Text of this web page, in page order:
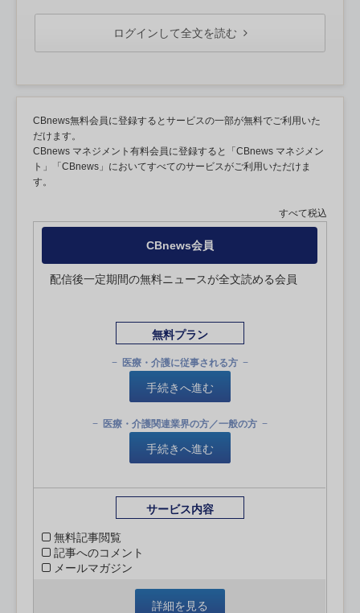
ログインして全文を読む
CBnews無料会員に登録するとサービスの一部が無料でご利用いた
だけます。
CBnews マネジメント有料会員に登録すると「CBnews マネジメン
ト」「CBnews」においてすべてのサービスがご利用いただけま
す。
すべて税込
CBnews会員
配信後一定期間の無料ニュースが全文読める会員
無料プラン
医療・介護に従事される方
手続きへ進む
医療・介護関連業界の方／一般の方
手続きへ進む
サービス内容
無料記事閲覧
記事へのコメント
メールマガジン
詳細を見る